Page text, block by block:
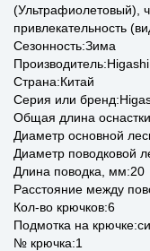
(Ультрафиолетовый),
привлекательность
Сезонность:Зима
Производитель:Higashi
Страна:Китай
Серия или
Общая длина
Диаметр основной
Диаметр поводковой
Длина поводка, мм:20
Расстояние между
Кол-во крючков:6
Подмотка на
№ крючка:1